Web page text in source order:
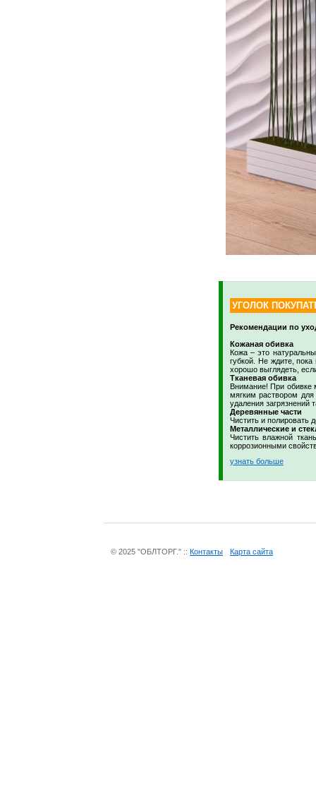
УГОЛОК
Рекомендации по
Кожаная обивка
Кожа – это
губкой. Не ждите,
хорошо выглядеть,
Тканевая обивка
Внимание! При обивке
мягким раствором для
удаления загрязнений
Деревянные части
Чистить и полировать
Металлические и
Чистить влажной
коррозионными
узнать больше
© 2025 "ОБЛТОРГ." :: Контакты Карта сайта